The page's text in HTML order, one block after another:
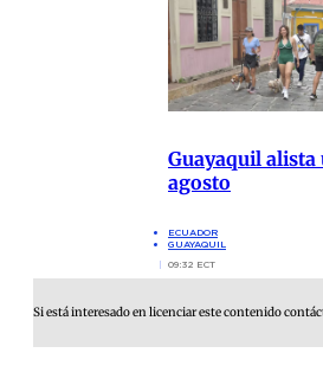
Guayaquil alista
agosto
ECUADOR
GUAYAQUIL
09:32 ECT
Si está interesado en licenciar este contenido